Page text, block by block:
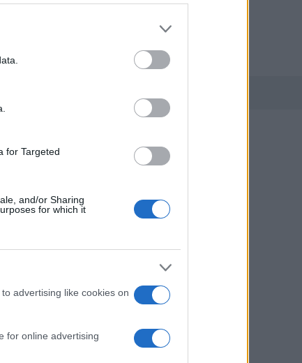
for Targeted
and/or Sharing
for which it
advertising like cookies on
for online advertising
2025